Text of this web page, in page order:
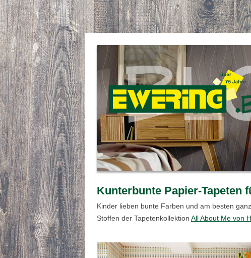
Kunterbunte Papier-Tapeten
Kinder lieben bunte Farben und am besten
Stoffen der Tapetenkollektion All About Me von